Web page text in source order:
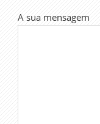
A sua mensagem